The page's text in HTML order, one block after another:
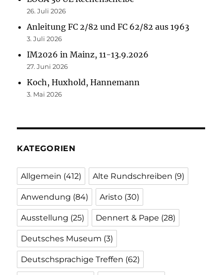
26. Juli 2026
Anleitung FC 2/82 und FC 62/82 aus 1963
3. Juli 2026
IM2026 in Mainz, 11-13.9.2026
27. Juni 2026
Koch, Huxhold, Hannemann
3. Mai 2026
KATEGORIEN
Allgemein (412) Alte Rundschreiben (9)
Anwendung (84) Aristo (30)
Ausstellung (25) Dennert & Pape (28)
Deutsches Museum (3)
Deutschsprachige Treffen (62)